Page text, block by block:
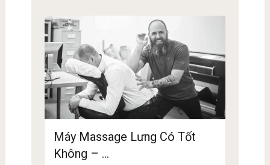
Máy Massage Lưng Có Tốt
Không – …